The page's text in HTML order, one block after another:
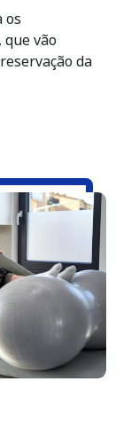
os
que vão
da